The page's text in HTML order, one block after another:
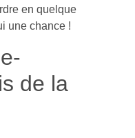
en quelque
une chance !
de la